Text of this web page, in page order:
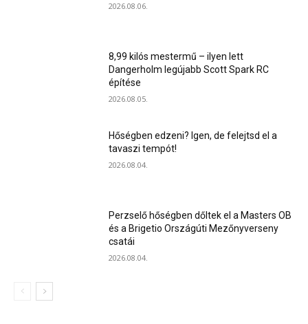
2026.08.06.
8,99 kilós mestermű – ilyen lett
Dangerholm legújabb Scott Spark RC
építése
2026.08.05.
Hőségben edzeni? Igen, de felejtsd el a
tavaszi tempót!
2026.08.04.
Perzselő hőségben dőltek el a Masters OB
és a Brigetio Országúti Mezőnyverseny
csatái
2026.08.04.